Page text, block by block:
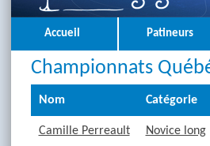
Accueil Patineurs
Championnats
Nom Catégorie
Camille Perreault Novice long